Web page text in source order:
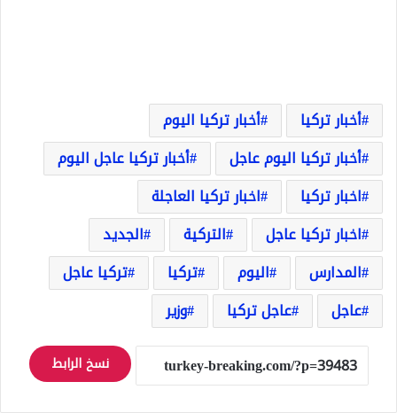
أخبار تركيا
أخبار تركيا اليوم
أخبار تركيا اليوم عاجل
أخبار تركيا عاجل اليوم
اخبار تركيا
اخبار تركيا العاجلة
اخبار تركيا عاجل
التركية
الجديد
المدارس
اليوم تركيا
تركيا عاجل
عاجل
عاجل تركيا وزير
نسخ الرابط